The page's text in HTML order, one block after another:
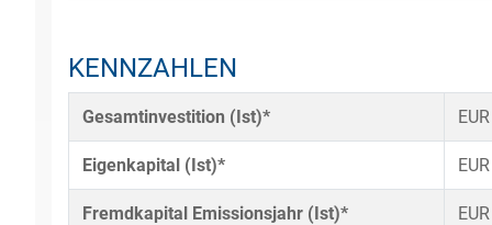
KENNZAHLEN
Gesamtinvestition (Ist)*
Eigenkapital (Ist)*
Fremdkapital Emissionsjahr (Ist)*